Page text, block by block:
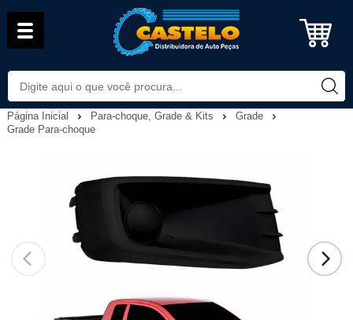
Página Inicial Para-choque, Grade & Kits
Grade
Grade Para-choque